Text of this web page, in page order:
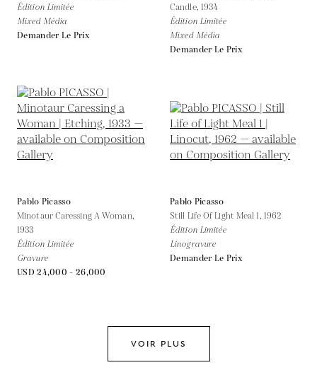
Édition Limitée
Mixed Média
Demander Le Prix
Candle, 1934
Édition Limitée
Mixed Média
Demander Le Prix
Pablo Picasso
Minotaur Caressing A Woman,
1933
Édition Limitée
Gravure
USD 24,000 - 26,000
Pablo Picasso
Still Life Of Light Meal 1, 1962
Édition Limitée
Linogravure
Demander Le Prix
VOIR PLUS